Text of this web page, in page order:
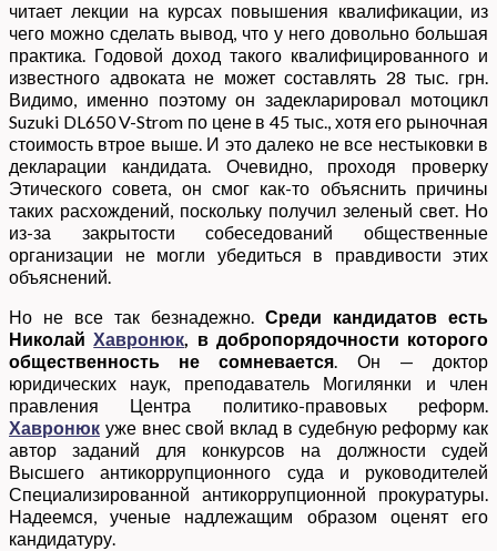
читает лекции на курсах повышения квалификации, из
чего можно сделать вывод, что у него довольно большая
практика. Годовой доход такого квалифицированного и
известного адвоката не может составлять 28 тыс. грн.
Видимо, именно поэтому он задекларировал мотоцикл
Suzuki DL650 V-Strom по цене в 45 тыс., хотя его рыночная
стоимость втрое выше. И это далеко не все нестыковки в
декларации кандидата. Очевидно, проходя проверку
Этического совета, он смог как-то объяснить причины
таких расхождений, поскольку получил зеленый свет. Но
из-за закрытости собеседований общественные
организации не могли убедиться в правдивости этих
объяснений.
Но не все так безнадежно. Среди кандидатов есть
НиколайХавронюк, в добропорядочности которого
общественность не сомневается. Он — доктор
юридических наук, преподаватель Могилянки и член
правления Центра политико-правовых реформ.
Хавронюк уже внес свой вклад в судебную реформу как
автор заданий для конкурсов на должности судей
Высшего антикоррупционного суда и руководителей
Специализированной антикоррупционной прокуратуры.
Надеемся, ученые надлежащим образом оценят его
кандидатуру.